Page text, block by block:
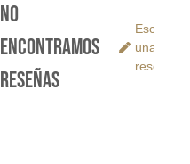
No
encontramos
reseñas
Escribe
una
reseña